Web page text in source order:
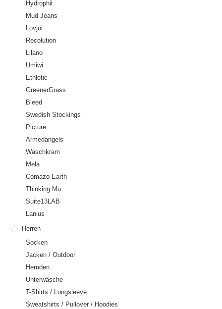
Hydrophil
Mud Jeans
Lovjoi
Recolution
Lilano
Umiwi
Ethletic
GreenerGrass
Bleed
Swedish Stockings
Picture
Armedangels
Waschkram
Mela
Comazo Earth
Thinking Mu
Suite13LAB
Lanius
Herren
Socken
Jacken / Outdoor
Hemden
Unterwäsche
T-Shirts / Longsleeve
Sweatshirts / Pullover / Hoodies